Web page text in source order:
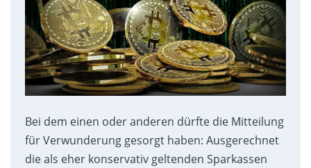
Bei dem einen oder anderen dürfte die Mitteilung
für Verwunderung gesorgt haben: Ausgerechnet
die als eher konservativ geltenden Sparkassen